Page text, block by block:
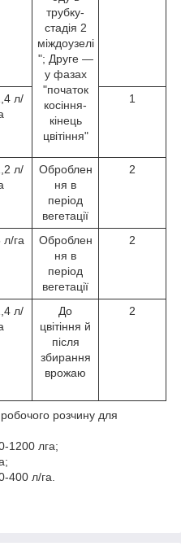
трубку-
стадія 2
міждоузелі
"; Друге —
у фазах
"початок
косіння-
кінець
цвітіння"
л/
1
л/
Оброблен
ня в
період
вегетації
2
л/га
Оброблен
ня в
період
вегетації
2
л/
До
цвітіння й
після
збирання
врожаю
2
розчину для
лга;
л/га.